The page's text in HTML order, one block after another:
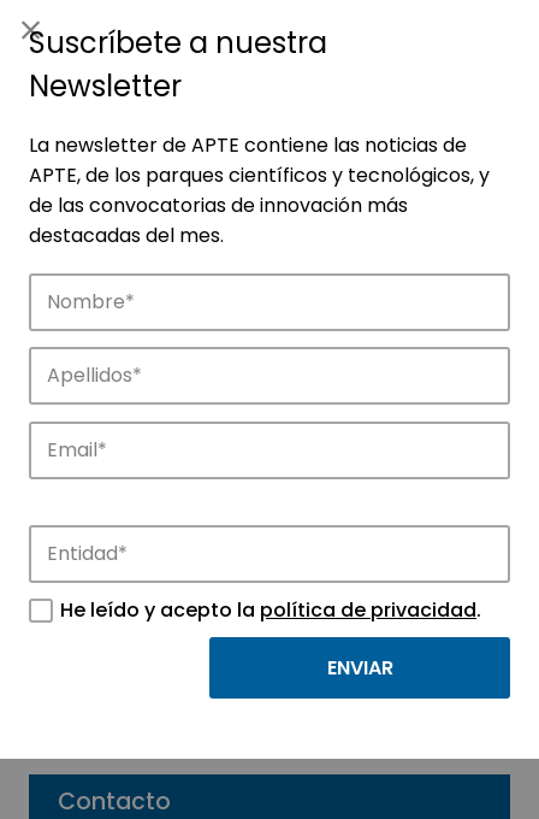
Empresas
Descubre las empresas que impulsan la
innovación en los parques de APTE.
Contacto
Uatane Pharma SLU
MEDICINA Y SALUD
Parc de Recerca i Innovació Universitat
Suscríbete a nuestra
Newsletter
La newsletter de APTE contiene las noticias de
APTE, de los parques científicos y tecnológicos, y
de las convocatorias de innovación más
destacadas del mes.
He leído y acepto la política de privacidad.